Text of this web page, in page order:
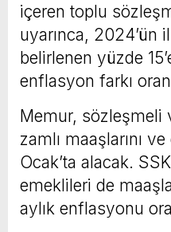
içeren toplu
uyarınca, 2024’ün
belirlenen yüzde
enflasyon farkı
Memur, sözleşmeli
zamlı maaşlarını
Ocak’ta alacak.
emeklileri de
aylık enflasyonu